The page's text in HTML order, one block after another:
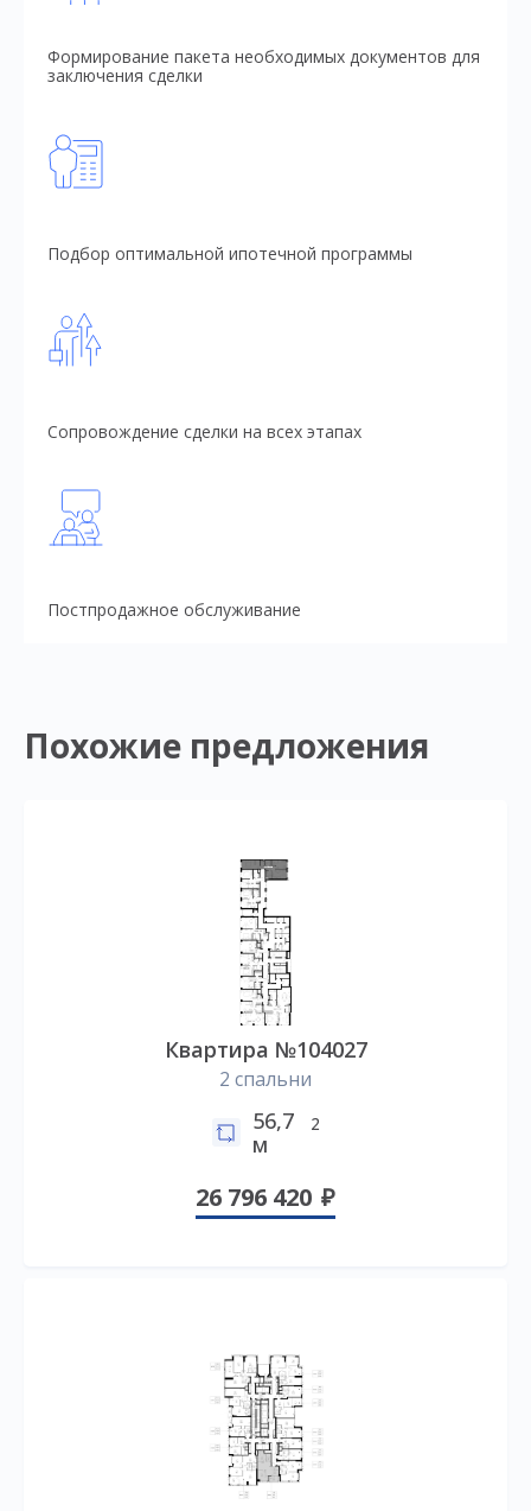
Формирование пакета необходимых документов для
заключения сделки
Подбор оптимальной ипотечной программы
Сопровождение сделки на всех этапах
Постпродажное обслуживание
Похожие предложения
Квартира №104027
2 спальни
56,7
м
2
26 796 420